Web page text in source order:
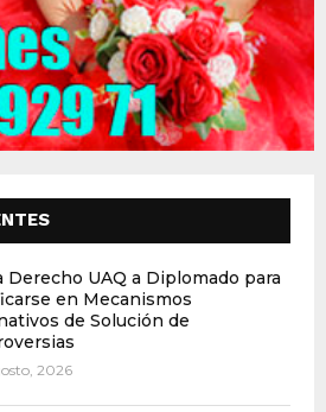
Derecho UAQ a Diplomado para
en Mecanismos
de Solución de
2026